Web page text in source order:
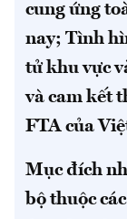
cung ứng
nay; Tình
tử khu vực
và cam kết
FTA của
Mục đích
bộ thuộc